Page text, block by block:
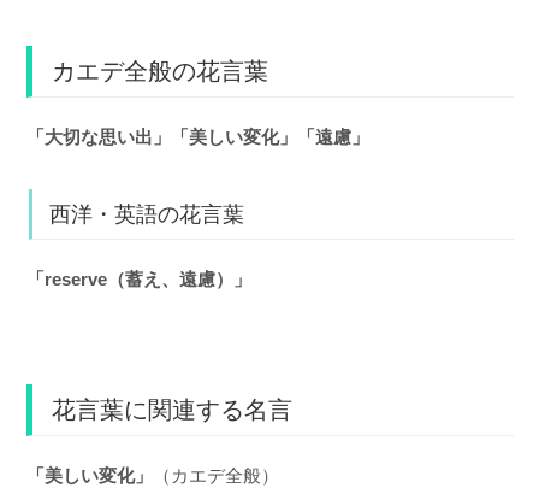
カエデ全般の花言葉
「大切な思い出」「美しい変化」「遠慮」
西洋・英語の花言葉
「reserve（蓄え、遠慮）」
花言葉に関連する名言
「美しい変化」 （カエデ全般）